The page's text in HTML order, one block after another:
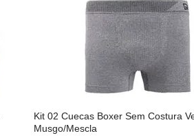
Kit 02 Cuecas Boxer Sem Costura
Musgo/Mescla